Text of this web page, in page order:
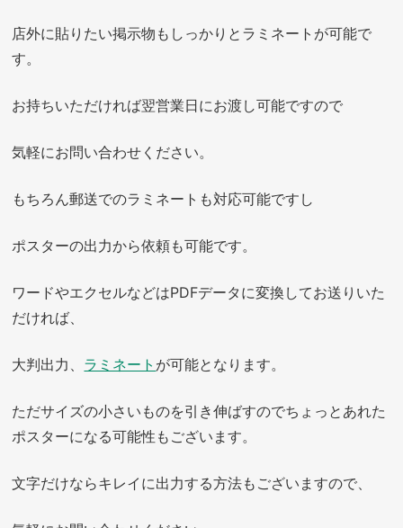
店外に貼りたい掲示物もしっかりとラミネートが可能で
す。
お持ちいただければ翌営業日にお渡し可能ですので
気軽にお問い合わせください。
もちろん郵送でのラミネートも対応可能ですし
ポスターの出力から依頼も可能です。
ワードやエクセルなどはPDFデータに変換してお送りいた
だければ、
大判出力、 ラミネート が可能となります。
ただサイズの小さいものを引き伸ばすのでちょっとあれた
ポスターになる可能性もございます。
文字だけならキレイに出力する方法もございますので、